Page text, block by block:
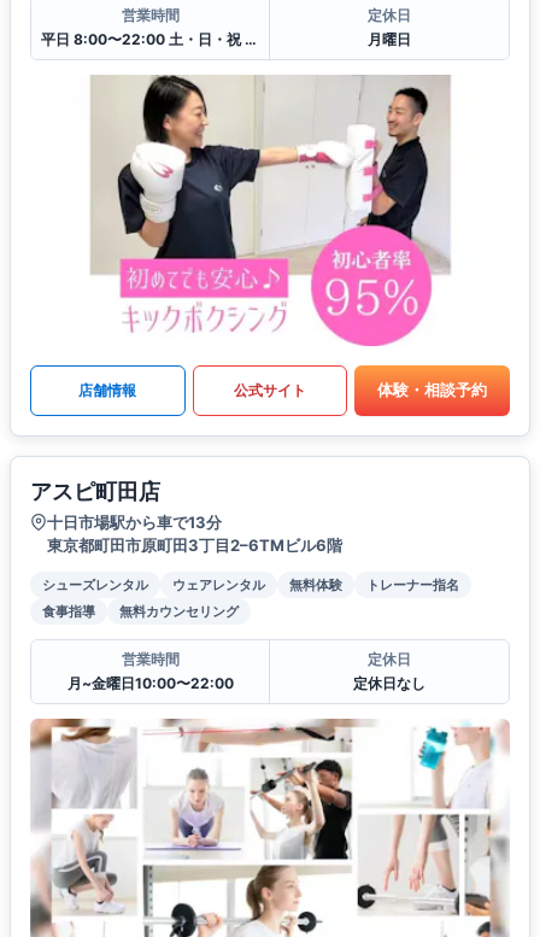
営業時間
平日 8:00〜22:00 土・日・祝 8:00〜17:00
定休日
月曜日
店舗情報 公式サイト 体験・相談予約
アスピ町田店
十日市場駅から車で13分
東京都町田市原町田3丁目2–6TMビル6階
シューズレンタル ウェアレンタル 無料体験
トレーナー指名
食事指導
無料カウンセリング
営業時間
月~金曜日10:00〜22:00
定休日
定休日なし